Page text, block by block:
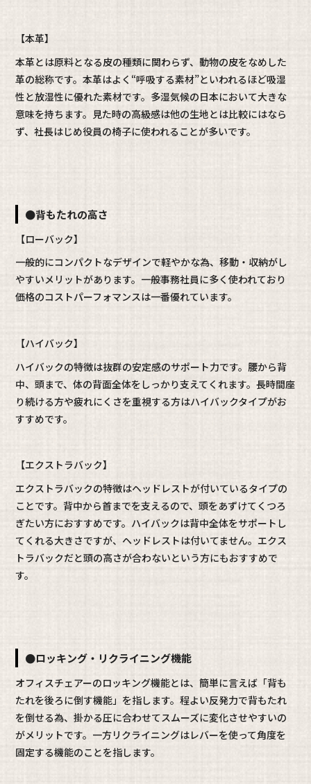
【本革】
本革とは原料となる皮の種類に関わらず、動物の皮をなめした
革の総称です。本革はよく“呼吸する素材”といわれるほど吸湿
性と放湿性に優れた素材です。多湿気候の日本において大きな
意味を持ちます。見た時の高級感は他の生地とは比較にはなら
ず、社長はじめ役員の椅子に使われることが多いです。
●背もたれの高さ
【ローバック】
一般的にコンパクトなデザインで軽やかな為、移動・収納がし
やすいメリットがあります。一般事務社員に多く使われており
価格のコストパーフォマンスは一番優れています。
【ハイバック】
ハイバックの特徴は抜群の安定感のサポート力です。腰から背
中、頭まで、体の背面全体をしっかり支えてくれます。長時間座
り続ける方や疲れにくさを重視する方はハイバックタイプがお
すすめです。
【エクストラバック】
エクストラバックの特徴はヘッドレストが付いているタイプの
ことです。背中から首までを支えるので、頭をあずけてくつろ
ぎたい方におすすめです。ハイバックは背中全体をサポートし
てくれる大きさですが、ヘッドレストは付いてません。エクス
トラバックだと頭の高さが合わないという方にもおすすめで
す。
●ロッキング・リクライニング機能
オフィスチェアーのロッキング機能とは、簡単に言えば「背も
たれを後ろに倒す機能」を指します。程よい反発力で背もたれ
を倒せる為、掛かる圧に合わせてスムーズに変化させやすいの
がメリットです。一方リクライニングはレバーを使って角度を
固定する機能のことを指します。